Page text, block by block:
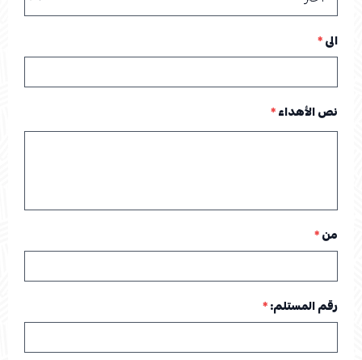
الى*
نص الأهداء*
من*
رقم المستلم:*